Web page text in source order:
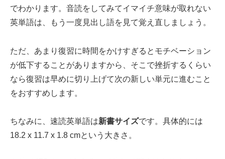
でわかります。音読をしてみてイマイチ意味が取れない
英単語は、もう一度見出し語を見て覚え直しましょう。
ただ、あまり復習に時間をかけすぎるとモチベーション
が低下することがありますから、そこで挫折するくらい
なら復習は早めに切り上げて次の新しい単元に進むこと
をおすすめします。
ちなみに、速読英単語は新書サイズです。具体的には
18.2 x 11.7 x 1.8 cmという大きさ。